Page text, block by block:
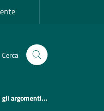
Cerca
argomenti...